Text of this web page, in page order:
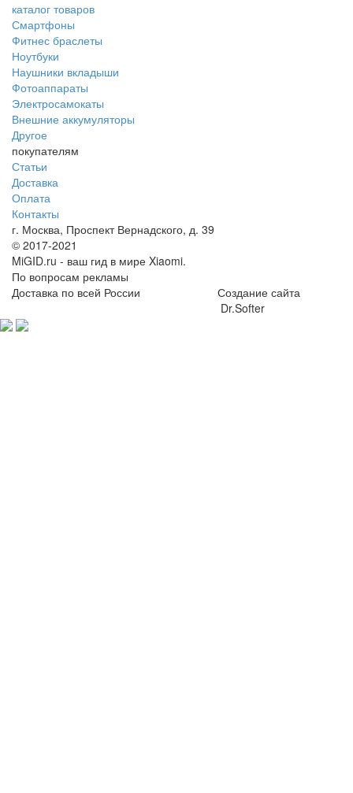
каталог товаров
Смартфоны
Фитнес браслеты
Ноутбуки
Наушники вкладыши
Фотоаппараты
Электросамокаты
Внешние аккумуляторы
Другое
покупателям
Статьи
Доставка
Оплата
Контакты
г. Москва, Проспект Вернадского, д. 39
© 2017-2021
MiGID.ru - ваш гид в мире Xiaomi.
По вопросам рекламы
Доставка по всей России
Создание сайта
Dr.Softer